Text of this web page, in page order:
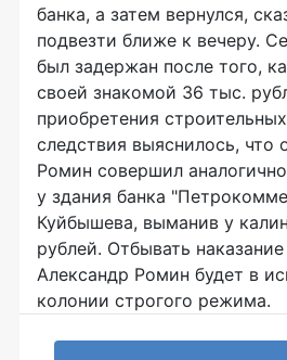
банка, а затем вернулся,
подвезти ближе к вечеру.
был задержан после того,
своей знакомой 36 тыс.
приобретения
следствия выяснилось, что
Ромин совершил
у здания банка
Куйбышева, выманив у
рублей. Отбывать
Александр Ромин будет в
колонии строгого режима.